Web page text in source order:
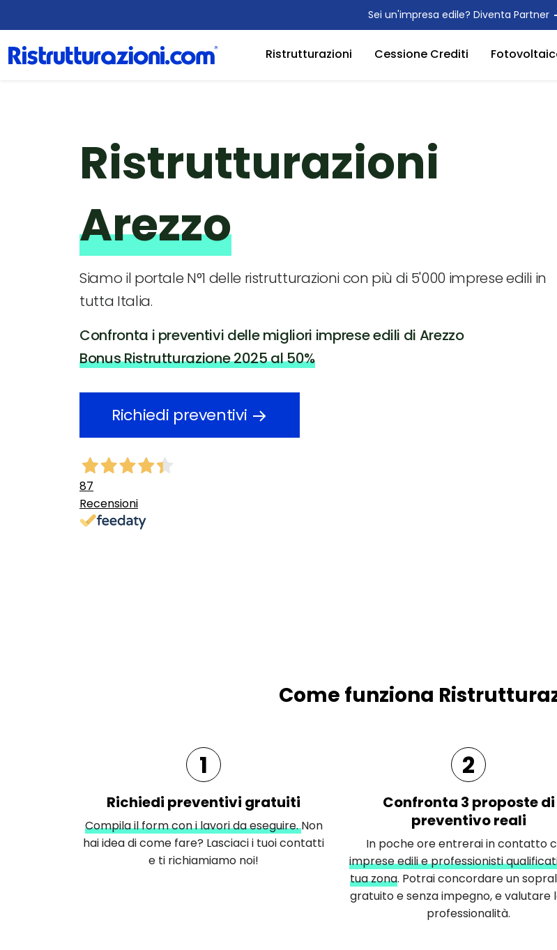
Sei un'impresa edile? Diventa Partner
Ristrutturazioni Cessione Crediti
Ristrutturazioni
Arezzo
Siamo il portale N°1 delle ristrutturazioni con più di 5'000 imprese edili in
tutta Italia.
Confronta i preventivi delle migliori imprese edili di Arezzo
Bonus Ristrutturazione 2025 al 50%
Richiedi preventivi
87
Recensioni
Come funziona
1
Richiedi preventivi gratuiti
Compila il form con i lavori da eseguire.Non
hai idea di come fare? Lasciaci i tuoi contatti
e ti richiamiamo noi!
2
Confronta 3 proposte di
preventivo reali
In poche ore entrerai in contatto
imprese edili e professionisti
tua zona. Potrai concordare un
gratuito e senza impegno, e valutare
professionalità.